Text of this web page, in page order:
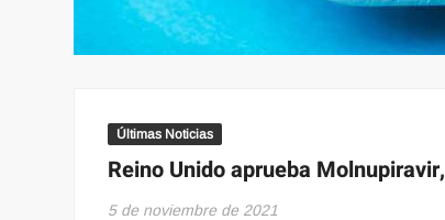
Últimas Noticias
Reino Unido aprueba
5 de noviembre de 2021